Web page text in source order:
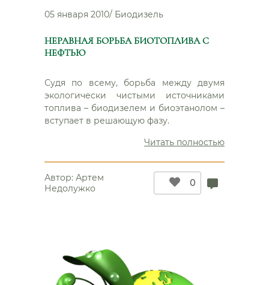
05 января 2010/ Биодизель
НЕРАВНАЯ БОРЬБА БИОТОПЛИВА С
НЕФТЬЮ
Судя по всему, борьба между двумя
экологически чистыми источниками
топлива – биодизелем и биоэтанолом –
вступает в решающую фазу.
Читать полностью
Автор: Артем
Недолужко
0